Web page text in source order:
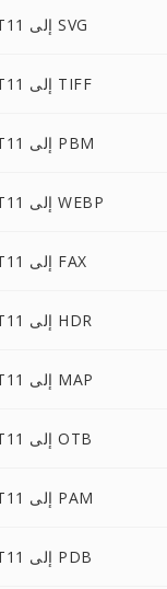
T11 إلى SVG
T11 إلى TIFF
T11 إلى PBM
T11 إلى WEBP
T11 إلى FAX
T11 إلى HDR
T11 إلى MAP
T11 إلى OTB
T11 إلى PAM
T11 إلى PDB